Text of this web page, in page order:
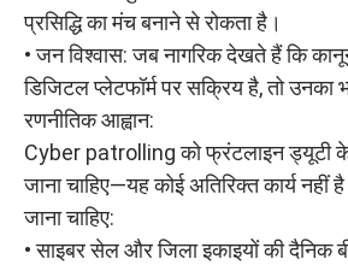
प्रसिद्धि का मंच बनाने से रोकता है।
• जन विश्वास: जब नागरिक देखते हैं कि
डिजिटल प्लेटफॉर्म पर सक्रिय है, तो उनका
रणनीतिक आह्वान:
Cyber patrolling को फ्रंटलाइन ड्यूटी
जाना चाहिए—यह कोई अतिरिक्त कार्य नहीं
जाना चाहिए:
• साइबर सेल और जिला इकाइयों की दैनिक